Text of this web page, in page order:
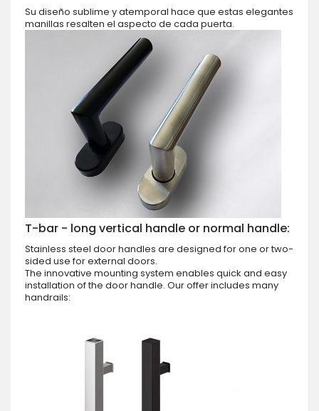
Su diseño sublime y atemporal hace que estas elegantes
manillas resalten el aspecto de cada puerta.
T-bar - long vertical handle or normal handle:
Stainless steel door handles are designed for one or two-
sided use for external doors.
The innovative mounting system enables quick and easy
installation of the door handle. Our offer includes many
handrails: